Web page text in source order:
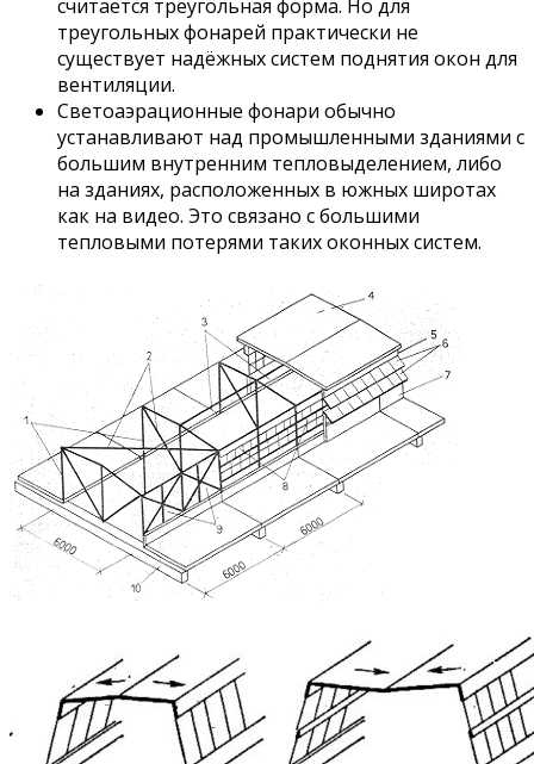
считается треугольная форма. Но для
треугольных фонарей практически не
существует надёжных систем поднятия окон для
вентиляции.
Светоаэрационные фонари обычно
устанавливают над промышленными зданиями с
большим внутренним тепловыделением, либо
на зданиях, расположенных в южных широтах
как на видео. Это связано с большими
тепловыми потерями таких оконных систем.